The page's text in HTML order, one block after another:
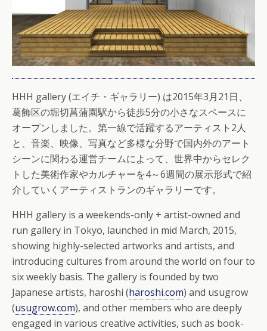
HHH gallery (エイチ・ギャラリー) は2015年3月21日、
葛飾区の堀切菖蒲園駅から徒歩5分の小さなスペースに
オープンしました。第一線で活躍するアーティスト2人
と、音楽、映像、写真など多様な分野で国内外のアート
シーンに関わる運営チームによって、世界中からセレク
トした美術作家やカルチャーを4～6週間の展示形式で紹
介していくアーティストランのギャラリーです。
HHH gallery is a weekends-only + artist-owned and
run gallery in Tokyo, launched in mid March, 2015,
showing highly-selected artworks and artists, and
introducing cultures from around the world on four to
six weekly basis. The gallery is founded by two
Japanese artists, haroshi (haroshi.com) and usugrow
(usugrow.com), and other members who are deeply
engaged in various creative activities, such as book-